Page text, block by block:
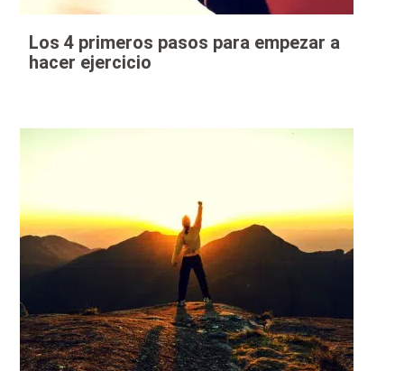
Los 4 primeros pasos para empezar a
hacer ejercicio